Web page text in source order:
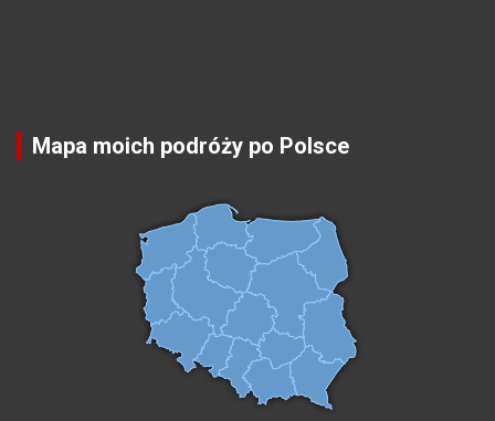
Mapa moich podróży po Polsce